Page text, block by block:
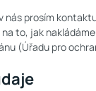
nás prosím
to, jak
(Úřadu pro